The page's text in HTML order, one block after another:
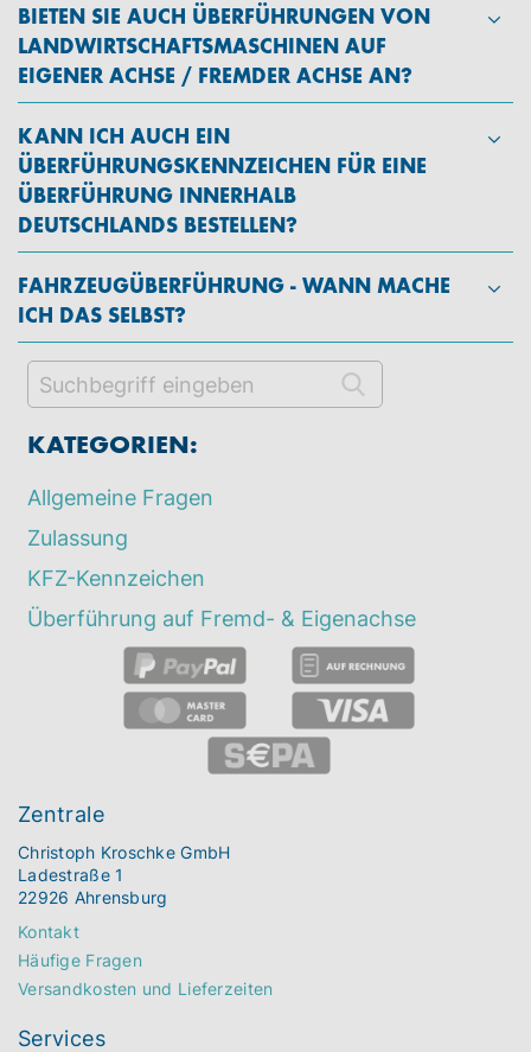
BIETEN SIE AUCH ÜBERFÜHRUNGEN VON
LANDWIRTSCHAFTSMASCHINEN AUF
EIGENER ACHSE / FREMDER ACHSE AN?
KANN ICH AUCH EIN
ÜBERFÜHRUNGSKENNZEICHEN FÜR EINE
ÜBERFÜHRUNG INNERHALB
DEUTSCHLANDS BESTELLEN?
FAHRZEUGÜBERFÜHRUNG - WANN MACHE
ICH DAS SELBST?
KATEGORIEN:
Allgemeine Fragen
Zulassung
KFZ-Kennzeichen
Überführung auf Fremd- & Eigenachse
Zentrale
Christoph Kroschke GmbH
Ladestraße 1
22926 Ahrensburg
Kontakt
Häufige Fragen
Versandkosten und Lieferzeiten
Services